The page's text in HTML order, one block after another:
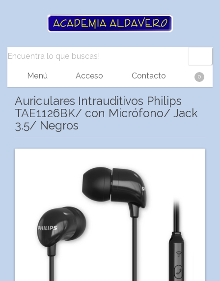
Menú Acceso Contacto 0
Auriculares Intrauditivos Philips
TAE1126BK/ con Micrófono/ Jack
3.5/ Negros